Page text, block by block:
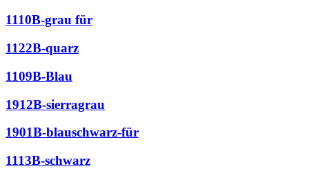
1110B-grau für
1122B-quarz
1109B-Blau
1912B-sierragrau
1901B-blauschwarz-für
1113B-schwarz